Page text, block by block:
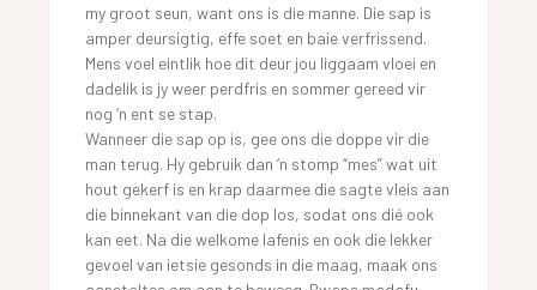
my groot seun, want ons is die manne. Die sap is
amper deursigtig, effe soet en baie verfrissend.
Mens voel eintlik hoe dit deur jou liggaam vloei en
dadelik is jy weer perdfris en sommer gereed vir
nog ‘n ent se stap.
Wanneer die sap op is, gee ons die doppe vir die
man terug. Hy gebruik dan ‘n stomp “mes” wat uit
hout gekerf is en krap daarmee die sagte vleis aan
die binnekant van die dop los, sodat ons dié ook
kan eet. Na die welkome lafenis en ook die lekker
gevoel van ietsie gesonds in die maag, maak ons